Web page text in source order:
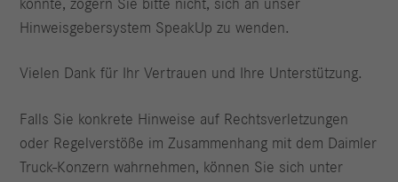
könnte, zögern Sie bitte nicht, sich an unser
Hinweisgebersystem SpeakUp zu wenden.
Vielen Dank für Ihr Vertrauen und Ihre Unterstützung.
Falls Sie konkrete Hinweise auf Rechtsverletzungen
oder Regelverstöße im Zusammenhang mit dem Daimler
Truck-Konzern wahrnehmen, können Sie sich unter